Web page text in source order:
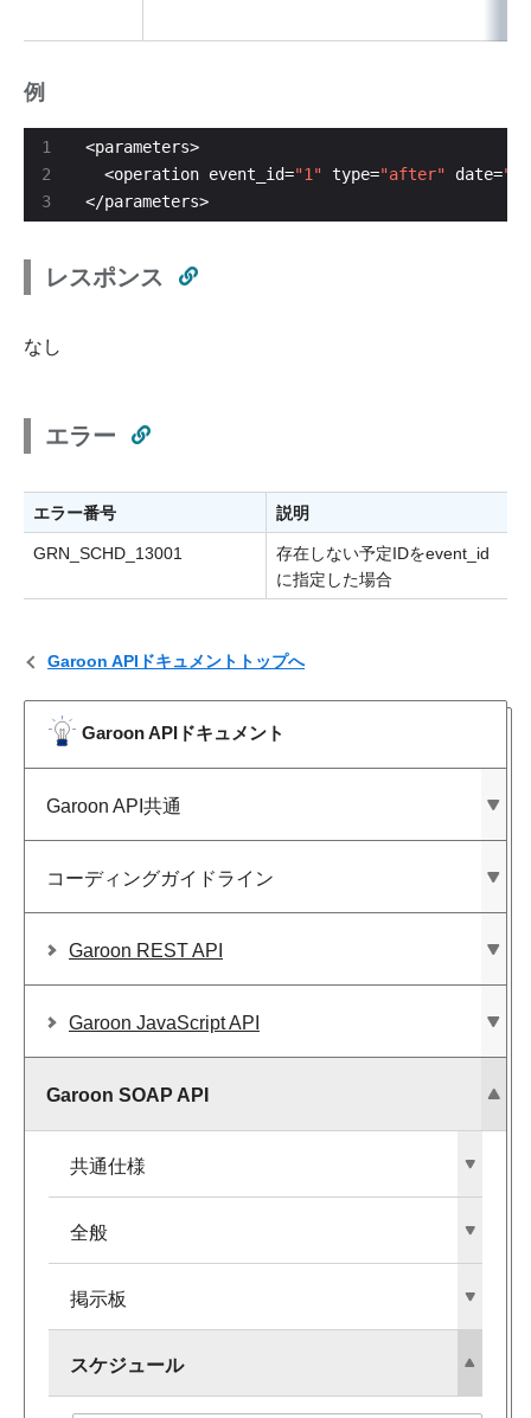
Garoon APIドキュメントトップへ
Garoon APIドキュメント
Garoon API共通
コーディングガイドライン
Garoon REST API
Garoon JavaScript API
Garoon SOAP API
共通仕様
全般
掲示板
スケジュール
例
3
  <operation event_id=
"1" type="after" date=
</parameters>
レスポンス
なし
エラー
エラー番号 説明
GRN_SCHD_13001
存在しない予定IDをevent_id
に指定した場合